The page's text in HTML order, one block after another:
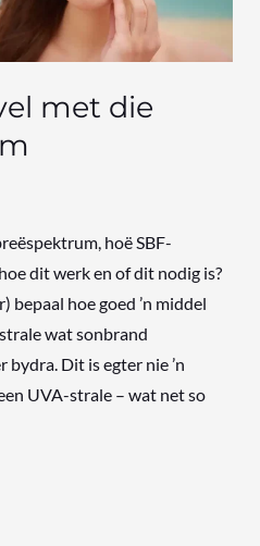
met die
hoë SBF-
dit werk en of dit nodig is?
bepaal hoe goed ’n middel
wat sonbrand
Dit is egter nie ’n
UVA-strale – wat net so